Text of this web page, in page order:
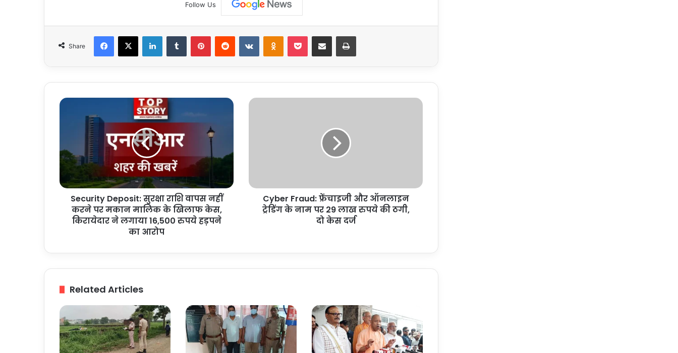
Follow Us
Share
Facebook
X LinkedInTumblr PinterestReddit VKontakteOdnoklassniki
Pocket Share via Email Print
Security
नहीं
मकान
मालिक
खिलाफ
16,500
हड़पने
आरोप
Security Deposit: सुरक्षा राशि वापस नहीं
करने पर मकान मालिक के खिलाफ केस,
किरायेदार ने लगाया 16,500 रुपये हड़पने
का आरोप
Cyber
पर
दर्ज
Cyber Fraud: फ्रेंचाइजी और ऑनलाइन
ट्रेडिंग के नाम पर 29 लाख रुपये की ठगी,
दो केस दर्ज
Related Articles